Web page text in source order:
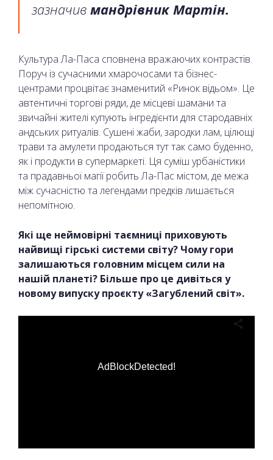
зазначив мандрівник Мартін.
Культура Ла-Паса сповнена вражаючих контрастів.
Поруч із сучасними хмарочосами та бізнес-
центрами процвітає знаменитий «Ринок відьом». Це
автентичні торгові ряди, де місцеві шамани та
звичайні жителі купують інгредієнти для стародавніх
андських ритуалів. Сушені жаби, зародки лам, цілющі
трави та амулети продаються тут так само буденно,
як і продукти в супермаркеті. Ця суміш урбаністики
та прадавньої магії робить Ла-Пас містом, де межа
між сучасністю та легендами предків лишається
непомітною.
Які ще неймовірні таємниці приховують
найвищі гірські системи світу? Чому гори
залишаються головним місцем сили на
нашій планеті? Більше про це дивіться у
новому випуску проєкту «Загублений світ».
AdBlockDetected!